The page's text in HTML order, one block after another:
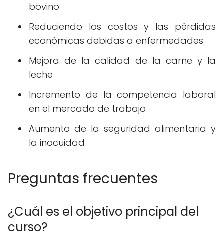
bovino
Reduciendo los costos y las pérdidas
económicas debidas a enfermedades
Mejora de la calidad de la carne y la
leche
Incremento de la competencia laboral
en el mercado de trabajo
Aumento de la seguridad alimentaria y
la inocuidad
Preguntas frecuentes
¿Cuál es el objetivo principal del
curso?